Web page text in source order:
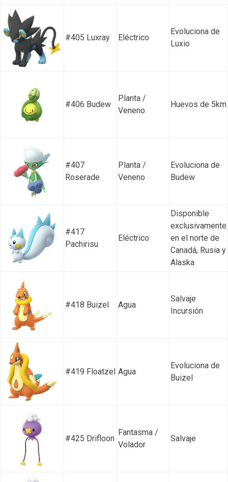
#405 Luxray Eléctrico
Evoluciona de
Luxio
#406 Budew
Planta /
Veneno
Huevos de 5km
#407
Roserade
Planta /
Veneno
Evoluciona de
Budew
#417
Pachirisu
Eléctrico
Disponible
exclusivamente
en el norte de
Canadá, Rusia y
Alaska
#418 Buizel Agua
Salvaje
Incursión
#419 Floatzel Agua
Evoluciona de
Buizel
#425 Drifloon
Fantasma /
Volador
Salvaje